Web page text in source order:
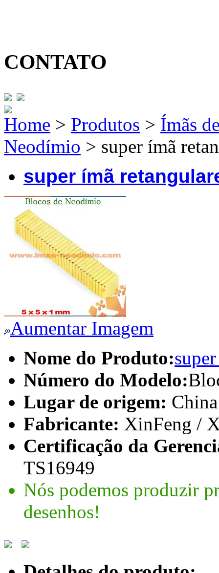
CONTATO
Home > Produtos > Ímãs
Neodímio > super ímã
super ímã
Aumentar Imagem
Nome do Produto:
Número do Modelo:
Lugar de origem: China
Fabricante: XinFeng /
Certificação da
TS16949
Nós podemos produzir
desenhos!